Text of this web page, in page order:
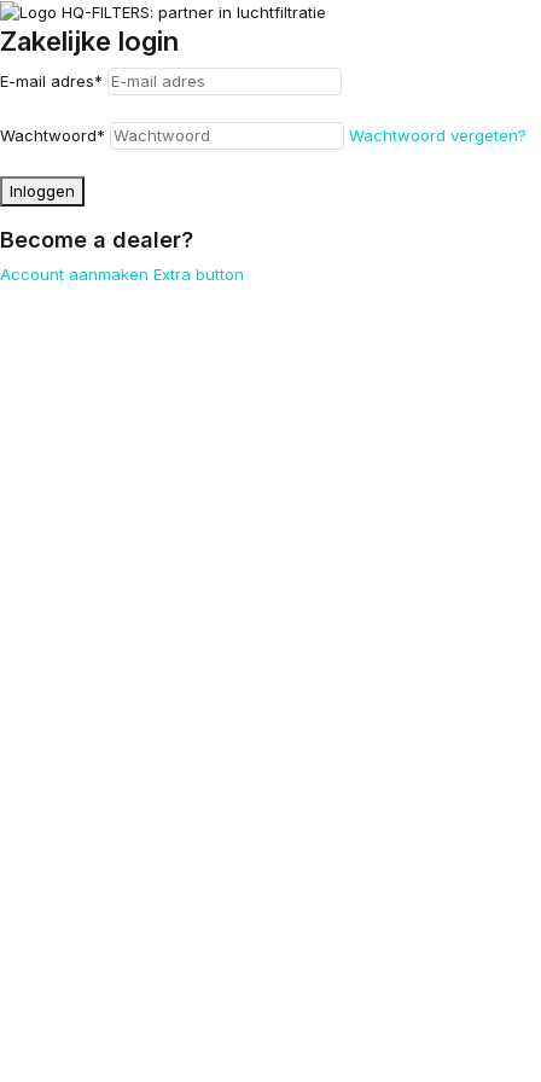
Zakelijke login
E-mail adres*
Wachtwoord* Wachtwoord vergeten?
Inloggen
Become a dealer?
Account aanmaken Extra button